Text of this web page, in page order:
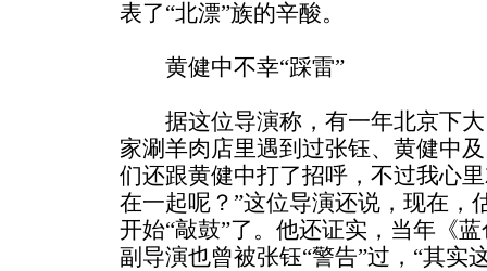
表了“北漂”族的辛酸。
黄健中不幸“踩雷”
据这位导演称，有一年北京下大
家涮羊肉店里遇到过张钰、黄健中
们还跟黄健中打了招呼，不过我心
在一起呢？”这位导演还说，现在，
开始“敲鼓”了。他还证实，当年《
副导演也曾被张钰“警告”过，“其实